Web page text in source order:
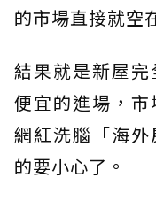
的市場直接就空
結果就是新屋
便宜的進場，
網紅洗腦「海
的要小心了。